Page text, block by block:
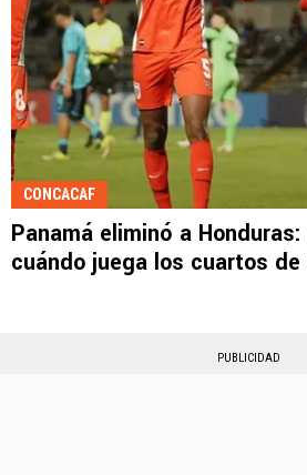
CONCACAF
Panamá eliminó a
cuándo juega los cuartos
PUBLICIDAD